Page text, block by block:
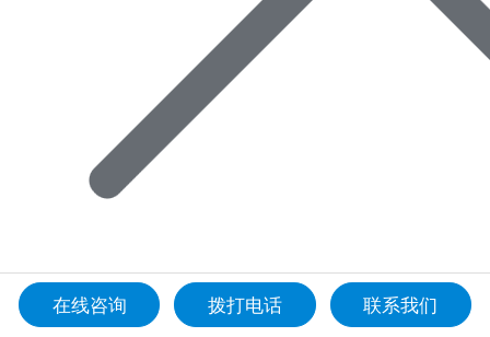
首页
在线咨询 拨打电话 联系我们